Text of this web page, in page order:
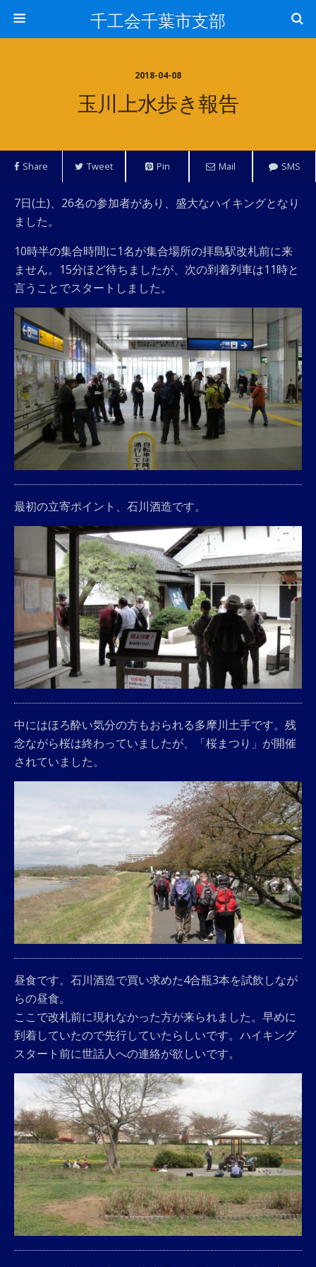
千工会千葉市支部
2018-04-08
玉川上水歩き報告
Share Tweet Pin Mail SMS
7日(土)、26名の参加者があり、盛大なハイキングとなり
ました。
10時半の集合時間に1名が集合場所の拝島駅改札前に来
ません。15分ほど待ちましたが、次の到着列車は11時と
言うことでスタートしました。
最初の立寄ポイント、石川酒造です。
中にはほろ酔い気分の方もおられる多摩川土手です。残
念ながら桜は終わっていましたが、「桜まつり」が開催
されていました。
昼食です。石川酒造で買い求めた4合瓶3本を試飲しなが
らの昼食。
ここで改札前に現れなかった方が来られました。早めに
到着していたので先行していたらしいです。ハイキング
スタート前に世話人への連絡が欲しいです。